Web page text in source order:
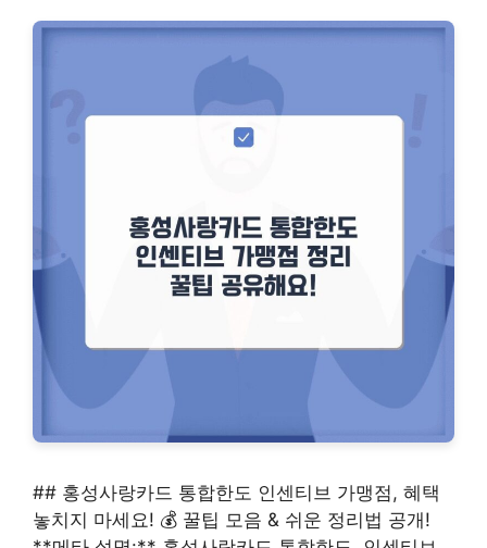
## 홍성사랑카드 통합한도 인센티브 가맹점, 혜택
놓치지 마세요! 💰 꿀팁 모음 & 쉬운 정리법 공개!